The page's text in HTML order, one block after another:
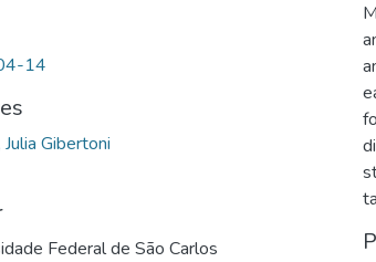
14
Gibertoni
Federal de São Carlos